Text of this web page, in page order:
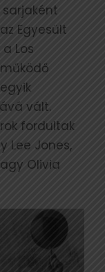
Egyesült
Los
vált.
fordultak
Lee Jones,
Olivia